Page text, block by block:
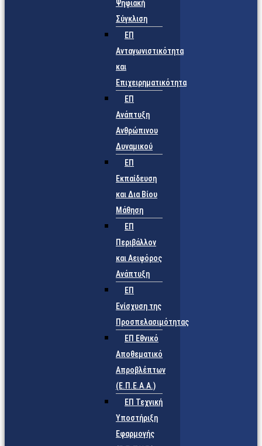
Ψηφιακή
Σύγκλιση
ΕΠ
Ανταγωνιστικότητα
και
Επιχειρηματικότητα
ΕΠ
Ανάπτυξη
Ανθρώπινου
Δυναμικού
ΕΠ
Εκπαίδευση
και Δια Βίου
Μάθηση
ΕΠ
Περιβάλλον
και Αειφόρος
Ανάπτυξη
ΕΠ
Ενίσχυση της
Προσπελασιμότητας
ΕΠ Εθνικό
Αποθεματικό
Απροβλέπτων
(Ε.Π.Ε.Α.Α.)
ΕΠ Τεχνική
Υποστήριξη
Εφαρμογής